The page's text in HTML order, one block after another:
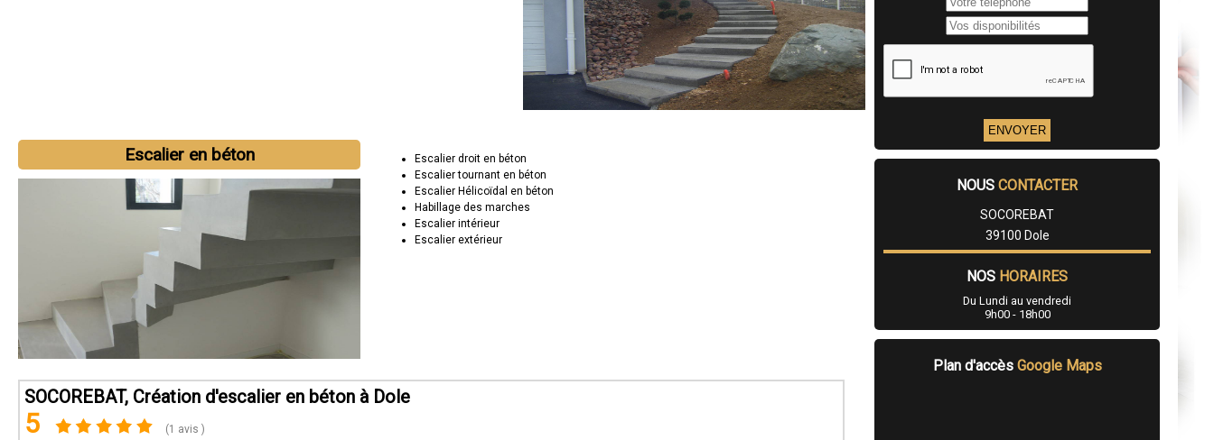
Escalier en béton
Escalier droit en béton
Escalier tournant en béton
Escalier Hélicoïdal en béton
Habillage des marches
Escalier intérieur
Escalier extérieur
SOCOREBAT, Création d'escalier en béton à Dole
5 (1 avis )
NOUS CONTACTER
SOCOREBAT
39100 Dole
NOS HORAIRES
Du Lundi au vendredi
9h00 - 18h00
Plan d'accès Google Maps